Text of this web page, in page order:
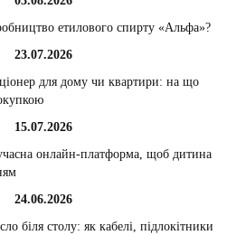
етилового спирту «Альфа»?
23.07.2026
для дому чи квартири: на що
15.07.2026
онлайн-платформа, щоб дитина
24.06.2026
біля столу: як кабелі, підлокітники